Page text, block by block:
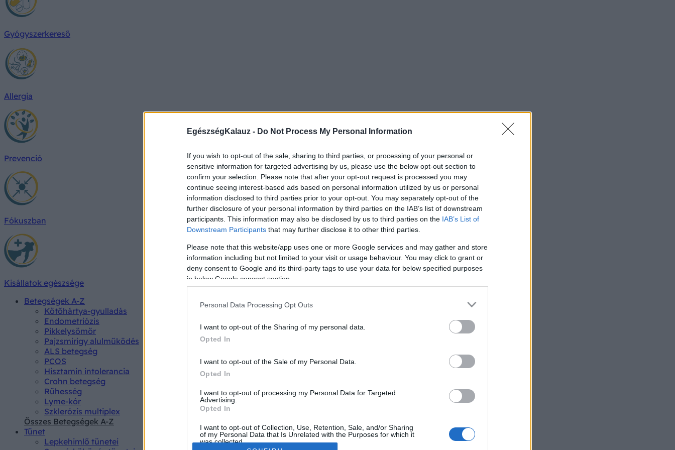
EgészségKalauz - Do Not Process My Personal Information
If you wish to opt-out of the sale, sharing to third parties, or processing of your personal or
sensitive information for targeted advertising by us, please use the below opt-out section to
confirm your selection. Please note that after your opt-out request is processed you may
continue seeing interest-based ads based on personal information utilized by us or personal
information disclosed to third parties prior to your opt-out. You may separately opt-out of the
further disclosure of your personal information by third parties on the IAB’s list of downstream
participants. This information may also be disclosed by us to third parties on the IAB’s List of
Downstream Participants that may further disclose it to other third parties.
Please note that this website/app uses one or more Google services and may gather and store
information including but not limited to your visit or usage behaviour. You may click to grant or
deny consent to Google and its third-party tags to use your data for below specified purposes
in below Google consent section.
Personal Data Processing Opt Outs
I want to opt-out of the Sharing of my personal data.
Opted In
I want to opt-out of the Sale of my Personal Data.
Opted In
I want to opt-out of processing my Personal Data for Targeted
Advertising.
Opted In
I want to opt-out of Collection, Use, Retention, Sale, and/or Sharing
of my Personal Data that Is Unrelated with the Purposes for which it
was collected.
Gyógyszerkereső
Allergia
Prevenció
Fókuszban
Kisállatok egészsége
Betegségek A-Z
Kötőhártya-gyulladás
Endometriózis
Pikkelysömör
Pajzsmirigy alulműködés
ALS betegség
PCOS
Hisztamin intolerancia
Crohn betegség
Rühesség
Lyme-kór
Szklerózis multiplex
Összes Betegségek A-Z
Tünet
Lepkehimlő tünetei